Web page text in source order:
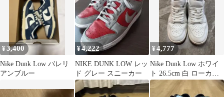
¥3,400
Nike Dunk Low バレリ
アンブルー
¥4,222
NIKE DUNK LOW レッ
ド グレー スニーカー
¥4,777
Nike Dunk Low ホワイ
ト 26.5cm 白 ローカッ
ト メンズ